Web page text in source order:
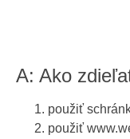
A: Ako
použiť
použiť